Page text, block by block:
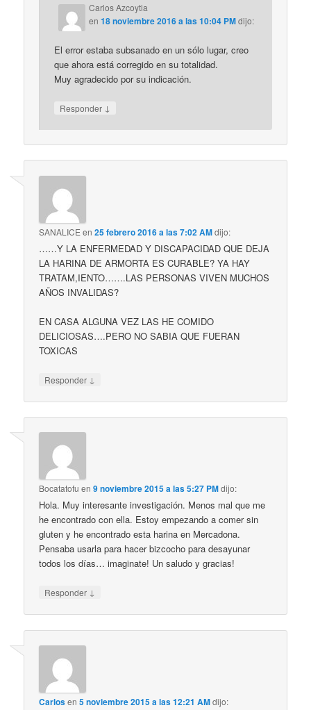
Carlos Azcoytia
en18 noviembre 2016 a las 10:04 PMdijo:
El error estaba subsanado en un sólo lugar, creo
que ahora está corregido en su totalidad.
Muy agradecido por su indicación.
Responder ↓
SANALICE en25 febrero 2016 a las 7:02 AMdijo:
……Y LA ENFERMEDAD Y DISCAPACIDAD QUE DEJA
LA HARINA DE ARMORTA ES CURABLE? YA HAY
TRATAM,IENTO…….LAS PERSONAS VIVEN MUCHOS
AÑOS INVALIDAS?
EN CASA ALGUNA VEZ LAS HE COMIDO
DELICIOSAS….PERO NO SABIA QUE FUERAN
TOXICAS
Responder ↓
Bocatatofu en9 noviembre 2015 a las 5:27 PMdijo:
Hola. Muy interesante investigación. Menos mal que me
he encontrado con ella. Estoy empezando a comer sin
gluten y he encontrado esta harina en Mercadona.
Pensaba usarla para hacer bizcocho para desayunar
todos los días… imaginate! Un saludo y gracias!
Responder ↓
Carlosen5 noviembre 2015 a las 12:21 AMdijo: